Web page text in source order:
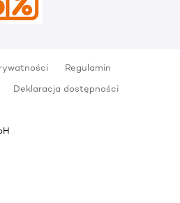
Regulamin
Deklaracja dostępności